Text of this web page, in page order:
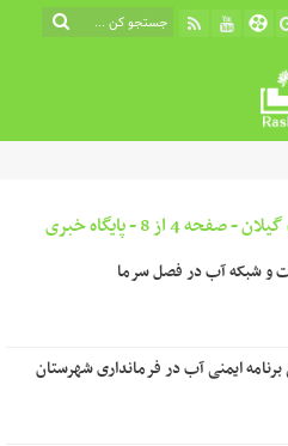
برچسب : بایگانی‌های آب و فاضلاب گیلان - صفحه 4 از 8 - پایگاه خبری
و شبکه آب در فصل سرما
ایمنی آب در فرمانداری شهرستان